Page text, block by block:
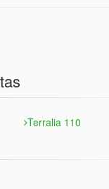
Terralia 110